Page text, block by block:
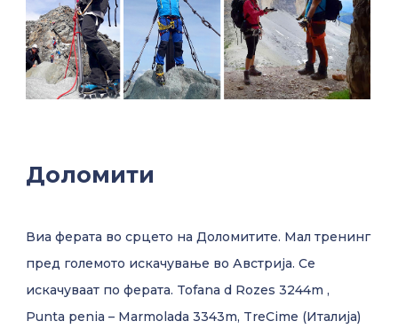
Доломити
Виа ферата во срцето на Доломитите. Мал тренинг
пред големото искачување во Австрија. Се
искачуваат по ферата. Tofana d Rozes 3244m ,
Punta penia – Marmolada 3343m, TrеCime (Италија)